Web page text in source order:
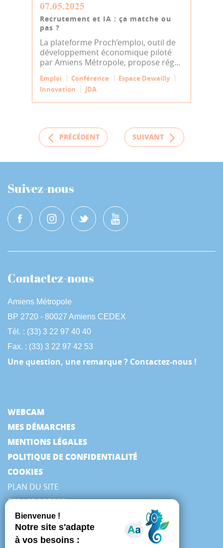
07.05.2025
Recrutement et IA : ça matche ou
pas ?
La plateforme Proch’emploi, outil de
développement économique piloté
par Amiens Métropole, propose rég...
Emploi Conférence
Espace Dewailly
Innovation
JDA
PRÉCÉDENT SUIVANT
Suivez-nous
Contactez-nous
Amiens Métropole
BP 2720 - 80027 Amiens CEDEX
Tél. : (33) 3 22 97 40 40
Fax. : (33) 3 22 97 42 53
Une question, une remarque ? Contactez-nous !
WEBCAM
MES DÉMARCHES
MENTIONS LÉGALES
POLITIQUE DE CONFIDENTIALITÉ
COOKIES
PLAN DU SITE
ESPACE PRESSE